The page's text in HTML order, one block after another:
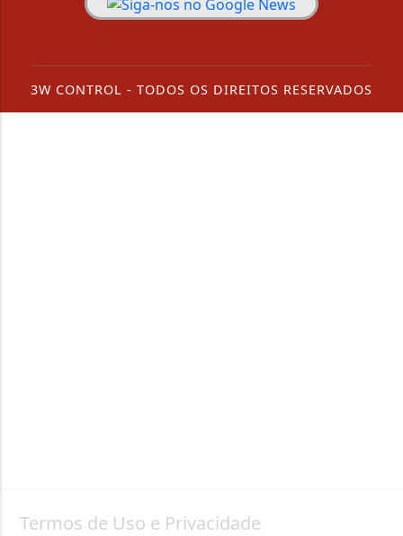
3W CONTROL - TODOS OS DIREITOS RESERVADOS
Termos de Uso e Privacidade